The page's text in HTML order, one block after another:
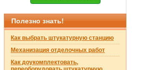
Полезно знать!
Как выбрать штукатурную станцию
Механизация отделочных работ
Как доукомплектовать,